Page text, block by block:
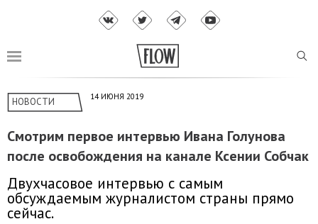
НОВОСТИ 14 ИЮНЯ 2019
Смотрим первое интервью Ивана Голунова
после освобождения на канале Ксении Собчак
Двухчасовое интервью с самым
обсуждаемым журналистом страны прямо
сейчас.